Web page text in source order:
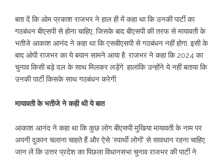
बता दें कि ओम प्रकाश राजभर ने हाल ही में कहा था कि उनकी पार्टी का
गठबंधन बीएसपी से होना चाहिए, जिसके बाद बीएसपी की तरफ से मायावती के
भतीजे आकाश आनंद ने कहा था कि एसबीएसपी से गठबंधन नहीं होगा. इसी के
बाद ओपी राजभर का ये बयान सामने आया है. राजभर ने कहा कि 2024 का
चुनाव किसी बड़े दल के साथ मिलकर लड़ेंगे. हालांकि उन्होंने ये नहीं बताया कि
उनकी पार्टी किसके साथ गठबंधन करेगी.
मायावती के भतीजे ने कही थी ये बात
आकाश आनंद ने कहा था कि कुछ लोग बीएसपी मुखिया मायावती के नाम पर
अपनी दुकान चलाना चाहते हैं और ऐसे ‘स्वार्थी लोगों’ से सावधान रहना चाहिए.
जान लें कि उत्तर प्रदेश का पिछला विधानसभा चुनाव राजभर की पार्टी ने